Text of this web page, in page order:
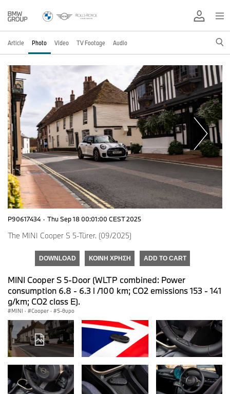
Article Photo Video TV Footage Audio
P90617434 · Thu Sep 18 00:01:00 CEST 2025
The MINI Cooper S 5-Türer. (09/2025)
DOWNLOAD ΚΟΙΝΉ ΧΡΉΣΗ ADD TO CART
MINI Cooper S 5-Door (WLTP combined: Power
consumption 6.8 - 6.3 l /100 km; CO2 emissions 153 - 141
g/km; CO2 class E).
MINI · Cooper · 5-θυρο